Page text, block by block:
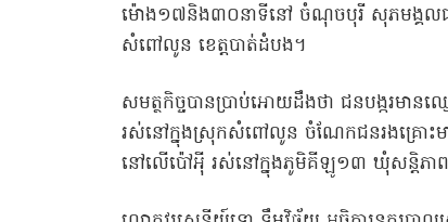
ម៉ោង១៧និង៣០នាទីនៅ ចំណុចបុរី សុភមង្គលជ
សំពៅលូន ខេត្តបាត់ដំបង។
សមត្ថកិច្ចបានប្រាប់អោយដឹងថា ជនបង្ករមា
រស់នៅក្នុងស្រុកសំពៅលូន ចំណែកជនរងគ្រោះម
នៅលើប៉ៅអ៉ី រស់នៅក្នុងភូមិគីឡូ១៣ ឃុំសន្តិភា